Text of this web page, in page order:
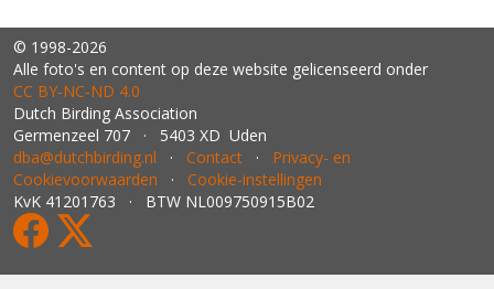
© 1998-2026
Alle foto's en content op deze website gelicenseerd onder
CC BY‑NC‑ND 4.0
Dutch Birding Association
Germenzeel 707 · 5403 XD Uden
dba@dutchbirding.nl · Contact · Privacy- en
Cookievoorwaarden · Cookie-instellingen
KvK 41201763 · BTW NL009750915B02